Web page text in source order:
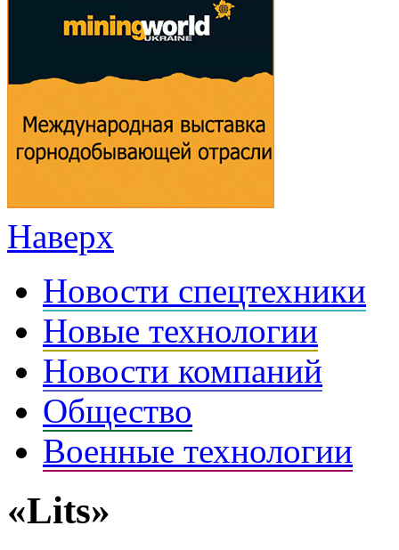
Наверх
Новости спецтехники
Новые технологии
Новости компаний
Общество
Военные технологии
«Lits»